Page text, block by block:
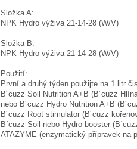
Složka A:
NPK Hydro výživa 21-14-28 (W/V)
Složka B:
NPK Hydro výživa 21-14-28 (W/V)
Použití:
První a druhý týden použijte na 1 litr
B´cuzz Soil Nutrition A+B (B´cuzz
nebo B´cuzz Hydro Nutrition A+B
B´cuzz Root stimulator (B´cuzz
B´cuzz Soil nebo Hydro booster
ATAZYME (enzymatický přípravek na